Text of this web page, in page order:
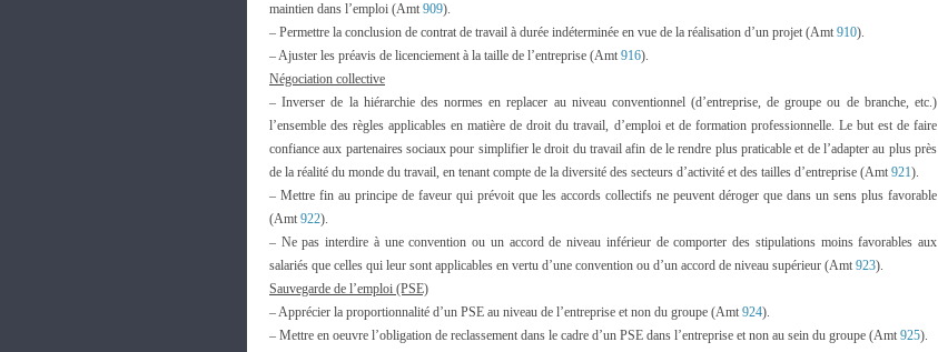
maintien dans l’emploi (Amt 909).
– Permettre la conclusion de contrat de travail à durée indéterminée en vue de la réalisation d’un projet (Amt 910).
– Ajuster les préavis de licenciement à la taille de l’entreprise (Amt 916).
Négociation collective
– Inverser de la hiérarchie des normes en replacer au niveau conventionnel (d’entreprise, de groupe ou de branche, etc.)
l’ensemble des règles applicables en matière de droit du travail, d’emploi et de formation professionnelle. Le but est de faire
confiance aux partenaires sociaux pour simplifier le droit du travail afin de le rendre plus praticable et de l’adapter au plus près
de la réalité du monde du travail, en tenant compte de la diversité des secteurs d’activité et des tailles d’entreprise (Amt 921).
– Mettre fin au principe de faveur qui prévoit que les accords collectifs ne peuvent déroger que dans un sens plus favorable
(Amt 922).
– Ne pas interdire à une convention ou un accord de niveau inférieur de comporter des stipulations moins favorables aux
salariés que celles qui leur sont applicables en vertu d’une convention ou d’un accord de niveau supérieur (Amt 923).
Sauvegarde de l’emploi (PSE)
– Apprécier la proportionnalité d’un PSE au niveau de l’entreprise et non du groupe (Amt 924).
– Mettre en oeuvre l’obligation de reclassement dans le cadre d’un PSE dans l’entreprise et non au sein du groupe (Amt 925).